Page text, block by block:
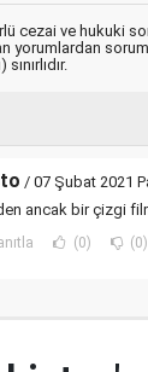
cezai ve hukuki
yorumlardan
/ 07 Şubat 2021
ancak bir çizgi
(0) (0)